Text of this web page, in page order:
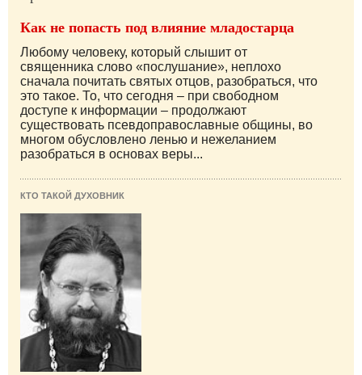
Как не попасть под влияние младостарца
Любому человеку, который слышит от
священника слово «послушание», неплохо
сначала почитать святых отцов, разобраться, что
это такое. То, что сегодня – при свободном
доступе к информации – продолжают
существовать псевдоправославные общины, во
многом обусловлено ленью и нежеланием
разобраться в основах веры...
КТО ТАКОЙ ДУХОВНИК